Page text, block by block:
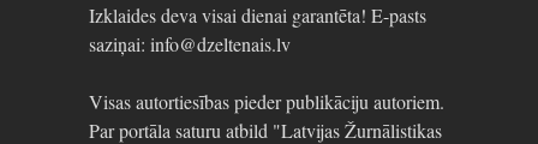
Izklaides deva visai dienai garantēta! E-pasts
saziņai: info@dzeltenais.lv
Visas autortiesības pieder publikāciju autoriem.
Par portāla saturu atbild "Latvijas Žurnālistikas